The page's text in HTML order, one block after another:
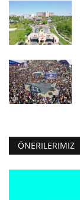
ÖNERILERIMIZ